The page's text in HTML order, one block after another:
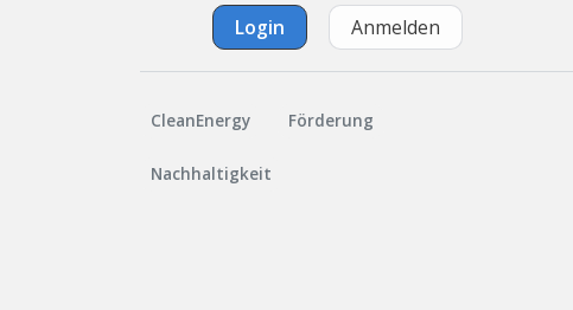
Login Anmelden
CleanEnergy Förderung
Nachhaltigkeit